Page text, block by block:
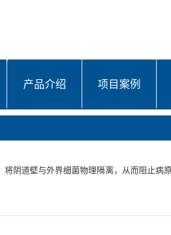
产品介绍 项目案例
阴道壁与外界细菌物理隔离，从而阻止